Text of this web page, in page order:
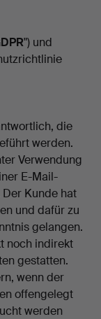
") und
die
werden.
Verwendung
E-Mail-
Kunde hat
und dafür zu
gelangen.
noch indirekt
gestatten.
wenn der
offengelegt
werden